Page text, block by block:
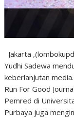
Jakarta
Yudhi Sadewa
keberlanjutan
Run For Good
Pemred di
Purbaya juga